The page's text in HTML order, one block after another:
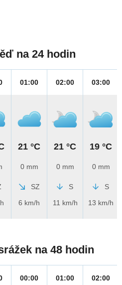
na 24 hodin
01:00
21 °C
0 mm
SZ
6 km/h
02:00
21 °C
0 mm
S
11 km/h
03:00
19 °C
0 mm
S
13 km/h
na 48 hodin
00:00
01:00
02:00